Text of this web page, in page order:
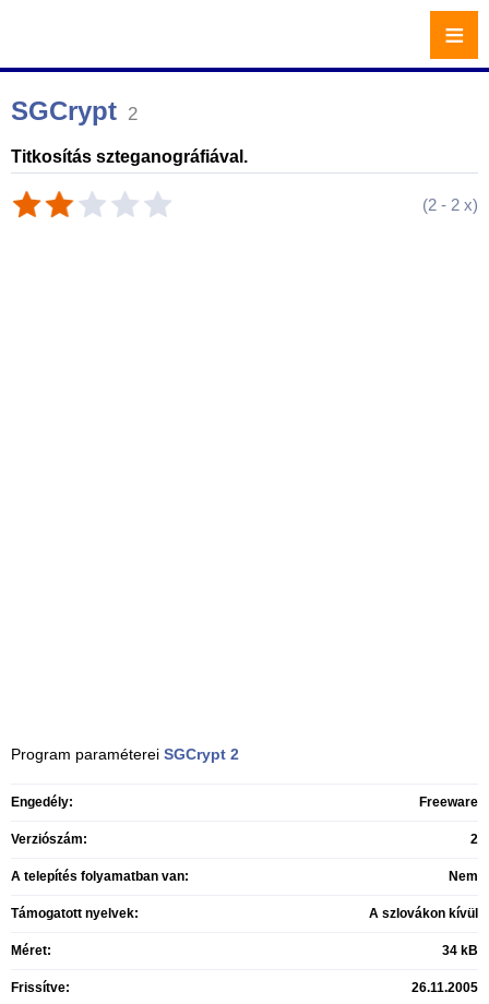
SGCrypt 2
Titkosítás szteganográfiával.
(2 - 2 x)
Program paraméterei SGCrypt 2
Engedély: Freeware
Verziószám: 2
A telepítés folyamatban van: Nem
Támogatott nyelvek: A szlovákon kívül
Méret: 34 kB
Frissítve: 26.11.2005
≡